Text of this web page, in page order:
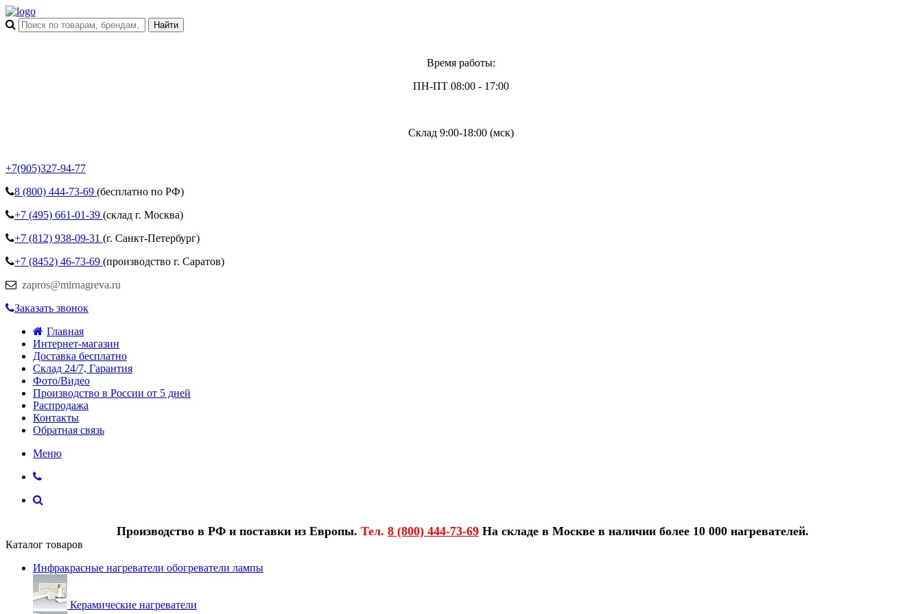
Время работы:
ПН-ПТ 08:00 - 17:00
Склад 9:00-18:00 (мск)
+7(905)327-94-77
8 (800) 444-73-69 (бесплатно по РФ)
+7 (495) 661-01-39 (склад г. Москва)
+7 (812) 938-09-31 (г. Санкт-Петербург)
+7 (8452) 46-73-69 (производство г. Саратов)
zapros@mirnagreva.ru
Заказать звонок
Главная
Интернет-магазин
Доставка бесплатно
Склад 24/7, Гарантия
Фото/Видео
Производство в России от 5 дней
Распродажа
Контакты
Обратная связь
Меню
Производство в РФ и поставки из Европы. Тел. 8 (800) 444-73-69 На складе в Москве в наличии более 10 000 нагревателей.
Каталог товаров
Инфракрасные нагреватели обогреватели лампы
Керамические нагреватели